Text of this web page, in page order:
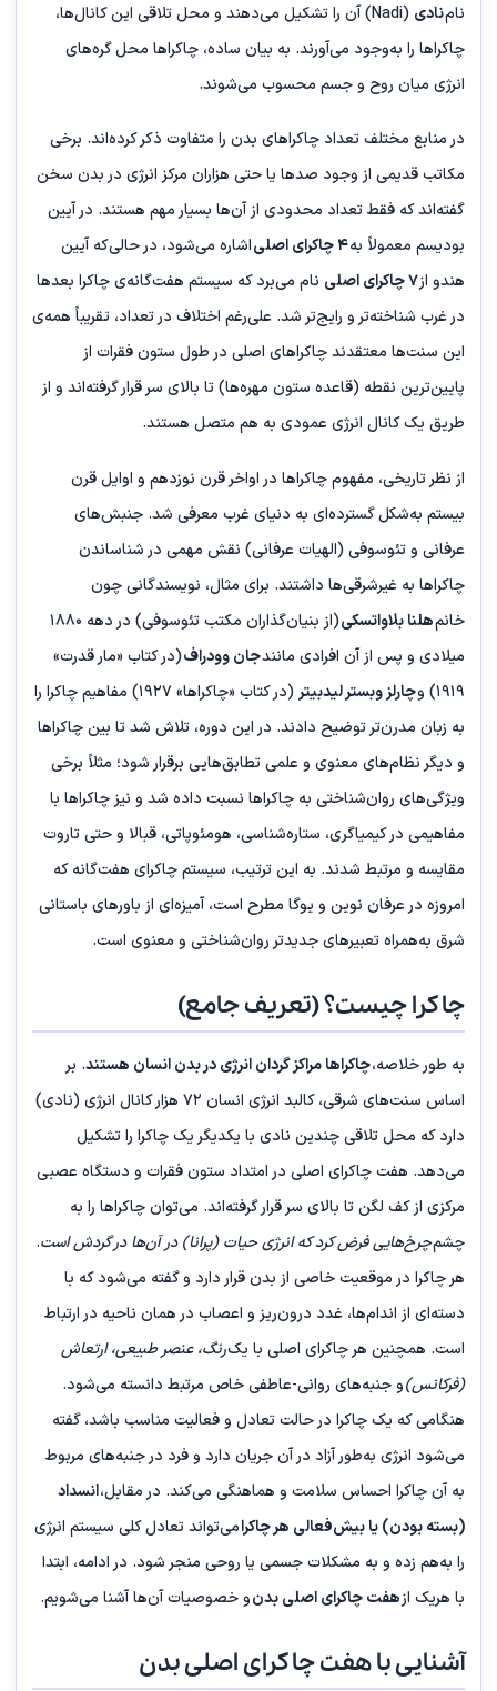
نامنادی
(Nadi) آن را تشکیل می‌دهند و محل تلاقی این کانال‌ها،
چاکراها را به‌وجود می‌آورند. به بیان ساده، چاکراها محل گره‌های
انرژی میان روح و جسم محسوب می‌شوند.
در منابع مختلف تعداد چاکراهای بدن را متفاوت ذکر کرده‌اند. برخی
مکاتب قدیمی از وجود صدها یا حتی هزاران مرکز انرژی در بدن سخن
گفته‌اند که فقط تعداد محدودی از آن‌ها بسیار مهم هستند. در آیین
بودیسم معمولاً به۴ چاکرای اصلی
اشاره می‌شود، در حالی‌که آیین
هندو از۷ چاکرای اصلی
نام می‌برد که سیستم هفت‌گانه‌ی چاکرا بعدها
در غرب شناخته‌تر و رایج‌تر شد. علی‌رغم اختلاف در تعداد، تقریباً همه‌ی
این سنت‌ها معتقدند چاکراهای اصلی در طول ستون فقرات از
پایین‌ترین نقطه (قاعده ستون مهره‌ها) تا بالای سر قرار گرفته‌اند و از
طریق یک کانال انرژی عمودی به هم متصل هستند.
از نظر تاریخی، مفهوم چاکراها در اواخر قرن نوزدهم و اوایل قرن
بیستم به‌شکل گسترده‌ای به دنیای غرب معرفی شد. جنبش‌های
عرفانی و تئوسوفی (الهیات عرفانی) نقش مهمی در شناساندن
چاکراها به غیرشرقی‌ها داشتند. برای مثال، نویسندگانی چون
خانمهلنا بلاواتسکی
(از بنیان‌گذاران مکتب تئوسوفی) در دهه ۱۸۸۰
میلادی و پس از آن افرادی مانندجان وودراف(در کتاب «مار قدرت»
۱۹۱۹) و
چارلز وبستر لیدبیتر
(در کتاب «چاکراها» ۱۹۲۷) مفاهیم چاکرا را
به زبان مدرن‌تر توضیح دادند. در این دوره، تلاش شد تا بین چاکراها
و دیگر نظام‌های معنوی و علمی تطابق‌هایی برقرار شود؛ مثلاً برخی
ویژگی‌های روان‌شناختی به چاکراها نسبت داده شد و نیز چاکراها با
مفاهیمی در کیمیاگری، ستاره‌شناسی، هومئوپاتی، قبالا و حتی تاروت
مقایسه و مرتبط شدند. به این ترتیب، سیستم چاکرای هفت‌گانه که
امروزه در عرفان نوین و یوگا مطرح است، آمیزه‌ای از باورهای باستانی
شرق به‌همراه تعبیرهای جدیدتر روان‌شناختی و معنوی است.
چاکرا چیست؟ (تعریف جامع)
به طور خلاصه،چاکراها مراکز گردان انرژی در بدن انسان هستند. بر
اساس سنت‌های شرقی، کالبد انرژی انسان ۷۲ هزار کانال انرژی (نادی)
دارد که محل تلاقی چندین نادی با یکدیگر یک چاکرا را تشکیل
می‌دهد. هفت چاکرای اصلی در امتداد ستون فقرات و دستگاه عصبی
مرکزی از کف لگن تا بالای سر قرار گرفته‌اند. می‌توان چاکراها را به
چشمچرخ‌هایی فرض کرد که انرژی حیات (پرانا) در آن‌ها در گردش است.
هر چاکرا در موقعیت خاصی از بدن قرار دارد و گفته می‌شود که با
دسته‌ای از اندام‌ها، غدد درون‌ریز و اعصاب در همان ناحیه در ارتباط
است. همچنین هر چاکرای اصلی با یکرنگ، عنصر طبیعی، ارتعاش
(فرکانس)و جنبه‌های روانی-عاطفی خاص مرتبط دانسته می‌شود.
هنگامی که یک چاکرا در حالت تعادل و فعالیت مناسب باشد، گفته
می‌شود انرژی به‌طور آزاد در آن جریان دارد و فرد در جنبه‌های مربوط
به آن چاکرا احساس سلامت و هماهنگی می‌کند. در مقابل،انسداد
(بسته بودن) یا بیش‌فعالی هر چاکرامی‌تواند تعادل کلی سیستم انرژی
را به‌هم زده و به مشکلات جسمی یا روحی منجر شود. در ادامه، ابتدا
با هریک ازهفت چاکرای اصلی بدنو خصوصیات آن‌ها آشنا می‌شویم.
آشنایی با هفت چاکرای اصلی بدن